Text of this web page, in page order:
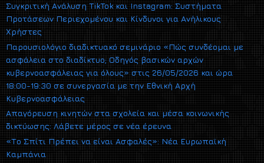
Συγκριτική Ανάλυση TikTok και Instagram: Συστήματα
Προτάσεων Περιεχομένου και Κίνδυνοι για Ανήλικους
Χρήστες
Παρουσιολόγιο διαδικτυακό σεμινάριο «Πώς συνδέομαι με
ασφάλεια στο διαδίκτυο; Οδηγός βασικών αρχών
κυβερνοασφάλειας για όλους» στις 26/05/2026 και ώρα
18:00-19:30 σε συνεργασία με την Εθνική Αρχή
Κυβερνοασφάλειας
Απαγόρευση κινητών στα σχολεία και μέσα κοινωνικής
δικτύωσης: Λάβετε μέρος σε νέα έρευνα
«Το Σπίτι Πρέπει να είναι Ασφαλές»: Νέα Ευρωπαϊκή
Καμπάνια